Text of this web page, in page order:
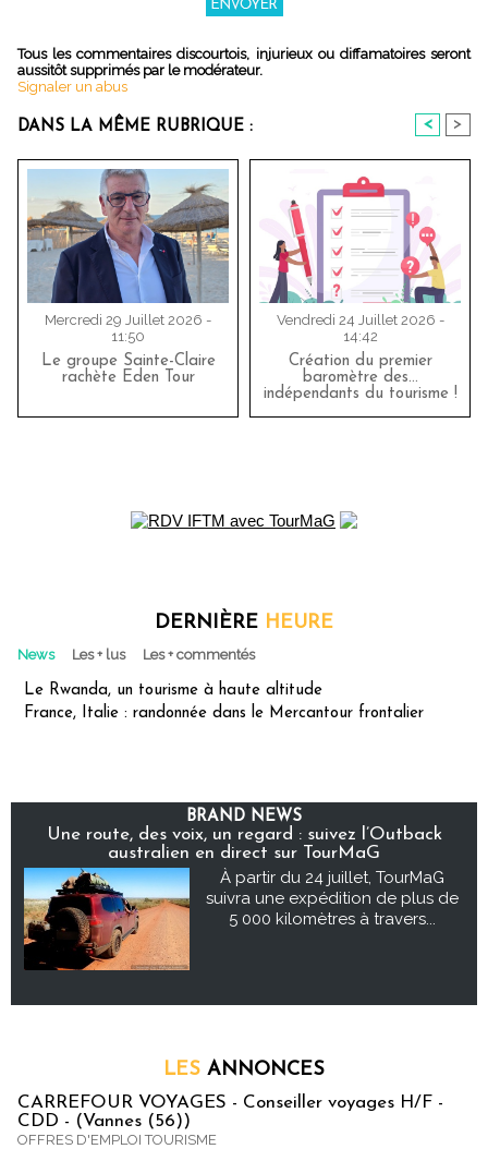
Tous les commentaires discourtois, injurieux ou diffamatoires seront
aussitôt supprimés par le modérateur.
Signaler un abus
DANS LA MÊME RUBRIQUE : < >
Mercredi 29 Juillet 2026 -
11:50
Le groupe Sainte-Claire
rachète Eden Tour
Vendredi 24 Juillet 2026 -
14:42
Création du premier
baromètre des…
indépendants du tourisme !
DERNIÈRE HEURE
News Les + lus Les + commentés
Le Rwanda, un tourisme à haute altitude
France, Italie : randonnée dans le Mercantour frontalier
BRAND NEWS
Une route, des voix, un regard : suivez l’Outback
australien en direct sur TourMaG
À partir du 24 juillet, TourMaG
suivra une expédition de plus de
5 000 kilomètres à travers...
LES ANNONCES
CARREFOUR VOYAGES - Conseiller voyages H/F -
CDD - (Vannes (56))
OFFRES D'EMPLOI TOURISME